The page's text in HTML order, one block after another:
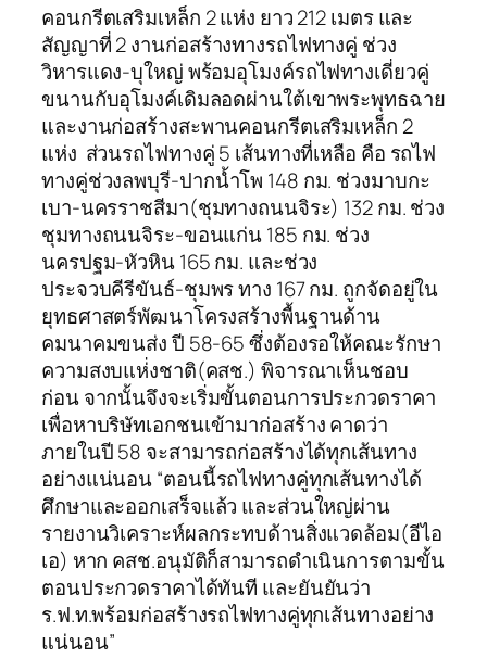
คอนกรีตเสริมเหล็ก 2 แห่ง ยาว 212 เมตร และ
สัญญาที่ 2 งานก่อสร้างทางรถไฟทางคู่ ช่วง
วิหารแดง-บุใหญ่ พร้อมอุโมงค์รถไฟทางเดี่ยวคู่
ขนานกับอุโมงค์เดิมลอดผ่านใต้เขาพระพุทธฉาย
และงานก่อสร้างสะพานคอนกรีตเสริมเหล็ก 2
แห่ง ส่วนรถไฟทางคู่ 5 เส้นทางที่เหลือ คือ รถไฟ
ทางคู่ช่วงลพบุรี-ปากน้ำโพ 148 กม. ช่วงมาบกะ
เบา-นครราชสีมา(ชุมทางถนนจิระ) 132 กม. ช่วง
ชุมทางถนนจิระ-ขอนแก่น 185 กม. ช่วง
นครปฐม-หัวหิน 165 กม. และช่วง
ประจวบคีรีขันธ์-ชุมพร ทาง 167 กม. ถูกจัดอยู่ใน
ยุทธศาสตร์พัฒนาโครงสร้างพื้นฐานด้าน
คมนาคมขนส่ง ปี 58-65 ซึ่งต้องรอให้คณะรักษา
ความสงบแห่่งชาติ(คสช.) พิจารณาเห็นชอบ
ก่อน จากนั้นจึงจะเริ่มขั้นตอนการประกวดราคา
เพื่อหาบริษัทเอกชนเข้ามาก่อสร้าง คาดว่า
ภายในปี 58 จะสามารถก่อสร้างได้ทุกเส้นทาง
อย่างแน่นอน “ตอนนี้รถไฟทางคู่ทุกเส้นทางได้
ศึกษาและออกเสร็จแล้ว และส่วนใหญ่ผ่าน
รายงานวิเคราะห์ผลกระทบด้านสิ่งแวดล้อม(อีไอ
เอ) หาก คสช.อนุมัติก็สามารถดำเนินการตามขั้น
ตอนประกวดราคาได้ทันที และยันยันว่า
ร.ฟ.ท.พร้อมก่อสร้างรถไฟทางคู่ทุกเส้นทางอย่าง
แน่นอน”